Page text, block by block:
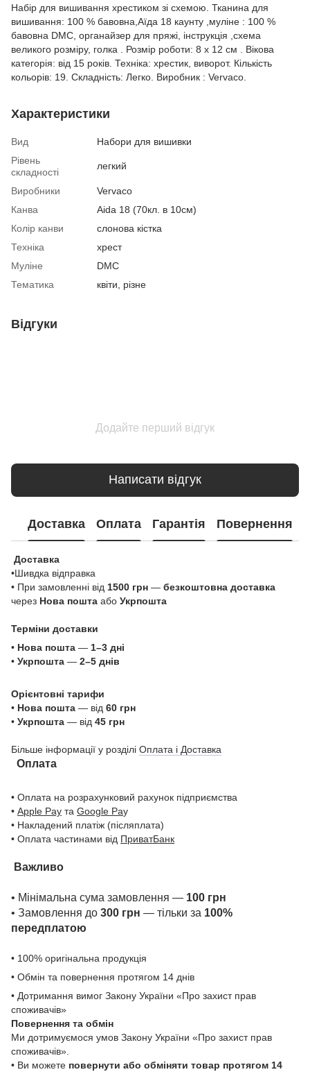
Набір для вишивання хрестиком зі схемою. Тканина для
вишивання: 100 % бавовна,Аїда 18 каунту ,муліне : 100 %
бавовна DMC, органайзер для пряжі, інструкція ,схема
великого розміру, голка . Розмір роботи: 8 x 12 см . Вікова
категорія: від 15 років. Техніка: хрестик, виворот. Кількість
кольорів: 19. Складність: Легко. Виробник : Vervaco.
Характеристики
Вид
Набори для вишивки
Рівень
складності
легкий
Виробники
Vervaco
Канва
Aida 18 (70кл. в 10см)
Колір канви
слонова кістка
Техніка
хрест
Муліне
DMC
Тематика
квіти, різне
Відгуки
Додайте перший відгук
Написати відгук
Доставка Оплата Гарантія Повернення
Доставка
•Шивдка відправка
• При замовленні від 1500 грн — безкоштовна доставка
через Нова пошта або Укрпошта
Терміни доставки
• Нова пошта — 1–3 дні
• Укрпошта — 2–5 днів
Орієнтовні тарифи
• Нова пошта — від 60 грн
• Укрпошта — від 45 грн
Більше інформації у розділі Оплата і Доставка
Оплата
• Оплата на розрахунковий рахунок підприємства
• Apple Pay та Google Pay
• Накладений платіж (післяплата)
• Оплата частинами від ПриватБанк
Важливо
• Мінімальна сума замовлення — 100 грн
• Замовлення до 300 грн — тільки за 100%
передплатою
• 100% оригінальна продукція
• Обмін та повернення протягом 14 днів
• Дотримання вимог Закону України «Про захист прав
споживачів»
Повернення та обмін
Ми дотримуємося умов Закону України «Про захист прав
споживачів».
• Ви можете повернути або обміняти товар протягом 14